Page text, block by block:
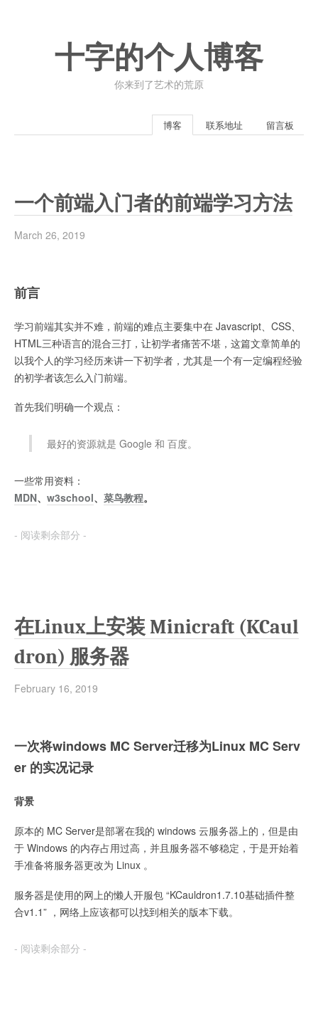
十字的个人博客
你来到了艺术的荒原
博客 联系地址 留言板
一个前端入门者的前端学习方法
March 26, 2019
前言
学习前端其实并不难，前端的难点主要集中在 Javascript、CSS、
HTML三种语言的混合三打，让初学者痛苦不堪，这篇文章简单的
以我个人的学习经历来讲一下初学者，尤其是一个有一定编程经验
的初学者该怎么入门前端。
首先我们明确一个观点：
最好的资源就是 Google 和 百度。
一些常用资料：
MDN、 w3school、 菜鸟教程。
- 阅读剩余部分 -
在Linux上安装 Minicraft (KCaul
dron) 服务器
February 16, 2019
一次将windows MC Server迁移为Linux MC Serv
er 的实况记录
背景
原本的 MC Server是部署在我的 windows 云服务器上的，但是由
于 Windows 的内存占用过高，并且服务器不够稳定，于是开始着
手准备将服务器更改为 Linux 。
服务器是使用的网上的懒人开服包 “KCauldron1.7.10基础插件整
合v1.1” ，网络上应该都可以找到相关的版本下载。
- 阅读剩余部分 -